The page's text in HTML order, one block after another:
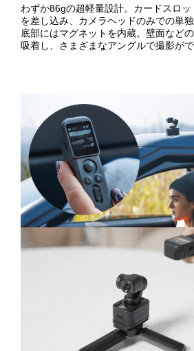
わずか86gの超軽量設計。カードスロ
を差し込み、カメラヘッドのみでの単独
底部にはマグネットを内蔵。壁面など
吸着し、さまざまなアングルで撮影がで